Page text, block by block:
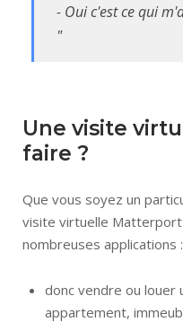
- Oui c'est ce qui
"
Une visite
faire ?
Que vous soyez un
visite virtuelle
nombreuses applications :
donc vendre ou louer
appartement,